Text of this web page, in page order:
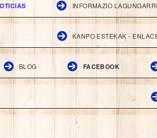
INFORMAZIO
KANPO ESTEKAK -
BLOG FACEBOOK